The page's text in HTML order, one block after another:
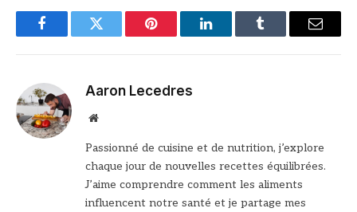
FacebookTwitter Pinterest LinkedInTumblr Email
Aaron Lecedres
Site
Passionné de cuisine et de nutrition, j’explore
chaque jour de nouvelles recettes équilibrées.
J’aime comprendre comment les aliments
influencent notre santé et je partage mes